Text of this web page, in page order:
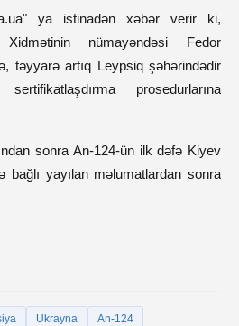
ya istinadən xəbər verir ki,
nümayəndəsi Fedor
təyyarə artıq Leypsiq şəhərindədir
prosedurlarına
sonra An-124-ün ilk dəfə Kiyev
bağlı yayılan məlumatlardan sonra
Ukrayna
An-124